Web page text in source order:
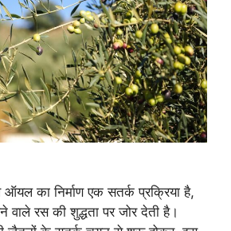
ऑयल का निर्माण एक सतर्क प्रक्रिया है,
वाले रस की शुद्धता पर जोर देती है।